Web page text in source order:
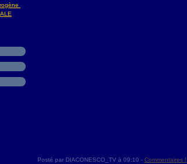
Posté par DIACONESCO_TV à 09:10 - Commentaires [